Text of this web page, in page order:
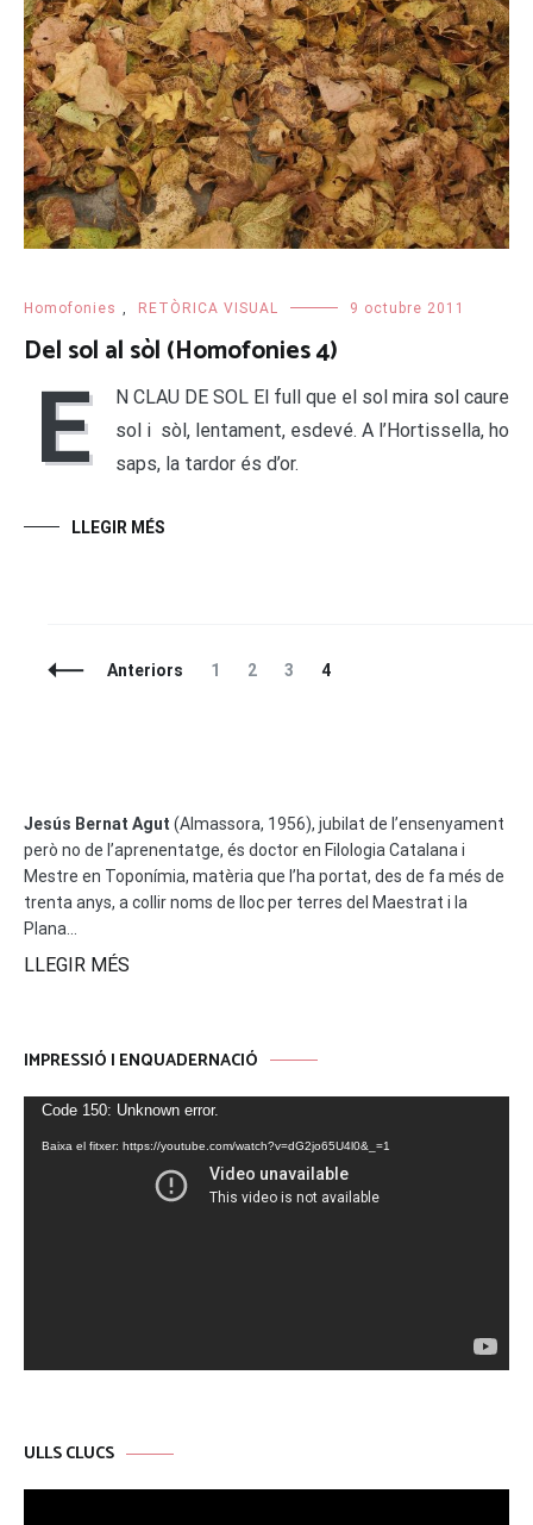
Homofonies , RETÒRICA VISUAL 9 octubre 2011
Del sol al sòl (Homofonies 4)
E
N CLAU DE SOL El full que el sol mira sol caure
sol i sòl, lentament, esdevé. A l’Hortissella, ho
saps, la tardor és d’or.
LLEGIR MÉS
EntradesAnteriors
La
1
La
2
La
3
La
4
Jesús Bernat Agut (Almassora, 1956), jubilat de l’ensenyament
però no de l’aprenentatge, és doctor en Filologia Catalana i
Mestre en Toponímia, matèria que l’ha portat, des de fa més de
trenta anys, a collir noms de lloc per terres del Maestrat i la
Plana...
LLEGIR MÉS
IMPRESSIÓ I ENQUADERNACIÓ
Reproductor
vídeo
Code 150: Unknown error.
Baixa el fitxer: https://youtube.com/watch?v=dG2jo65U4l0&_=1
ULLS CLUCS